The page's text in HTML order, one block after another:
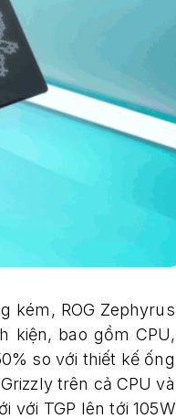
kém, ROG Zephyrus
kiện, bao gồm CPU,
so với thiết kế ống
trên cả CPU và
với TGP lên tới 105W